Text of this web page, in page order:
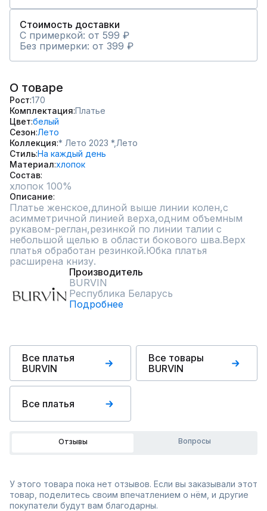
Стоимость доставки
С примеркой: от 599 ₽
Без примерки: от 399 ₽
О товаре
Рост 170
Комплектация Платье
Цвет белый
Сезон Лето
Коллекция * Лето 2023 *, Лето
СтильНа каждый день
Материал хлопок
Состав
хлопок 100%
Описание
Платье женское,длиной выше линии колен,с
асимметричной линией верха,одним объемным
рукавом-реглан,резинкой по линии талии с
небольшой щелью в области бокового шва.Верх
платья обработан резинкой.Юбка платья
расширена книзу.
Производитель
BURVIN
Республика Беларусь
Подробнее
Все платья
BURVIN
Все товары
BURVIN
Все платья
Отзывы Вопросы
У этого товара пока нет отзывов. Если вы заказывали этот
товар, поделитесь своим впечатлением о нём, и другие
покупатели будут вам благодарны.